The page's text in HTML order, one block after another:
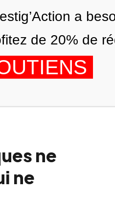
ne
ne
a
de 20% de